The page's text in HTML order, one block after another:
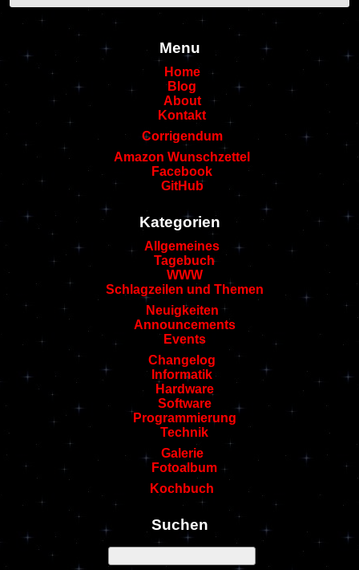
Menu
Home
Blog
About
Kontakt
Corrigendum
Amazon Wunschzettel
Facebook
GitHub
Kategorien
Allgemeines
Tagebuch
WWW
Schlagzeilen und Themen
Neuigkeiten
Announcements
Events
Changelog
Informatik
Hardware
Software
Programmierung
Technik
Galerie
Fotoalbum
Kochbuch
Suchen